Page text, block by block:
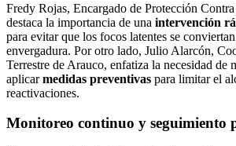
Fredy Rojas, Encargado de Protección
destaca la importancia de una intervención
para evitar que los focos latentes se
envergadura. Por otro lado, Julio Alarcón,
Terrestre de Arauco, enfatiza la necesidad de
aplicarmedidas preventivas para limitar el
reactivaciones.
Monitoreo continuo y seguimiento